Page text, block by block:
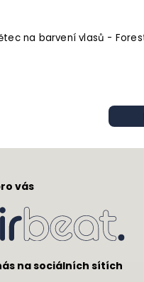
na barvení vlasů -
vás
na sociálních sítích